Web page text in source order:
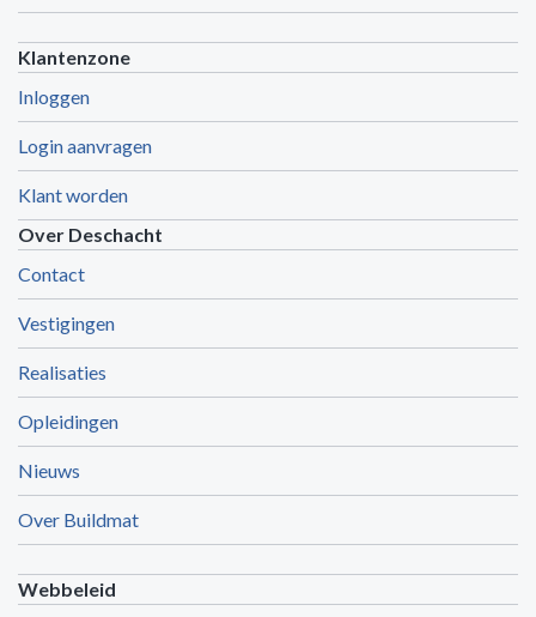
Klantenzone
Inloggen
Login aanvragen
Klant worden
Over Deschacht
Contact
Vestigingen
Realisaties
Opleidingen
Nieuws
Over Buildmat
Webbeleid